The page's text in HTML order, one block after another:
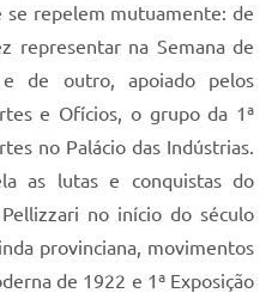
se repelem mutuamente: de
representar na Semana de
de outro, apoiado pelos
e Ofícios, o grupo da 1ª
no Palácio das Indústrias.
as lutas e conquistas do
no início do século
provinciana, movimentos
de 1922 e 1ª Exposição